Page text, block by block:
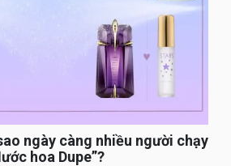
ngày càng nhiều người chạy
hoa Dupe”?